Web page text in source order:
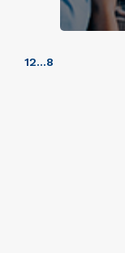
12...8